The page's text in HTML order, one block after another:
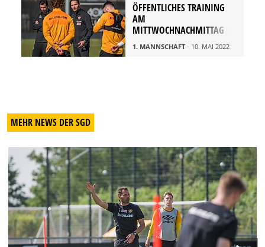
ÖFFENTLICHES TRAINING
AM
MITTWOCHNACHMITTAG
1. MANNSCHAFT- 10. MAI 2022
MEHR NEWS DER SGD